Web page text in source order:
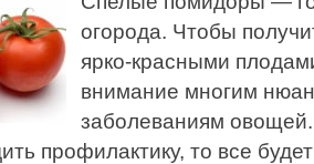
огорода. Чтобы
ярко-красными
внимание многим
заболеваниям
профилактику, то все